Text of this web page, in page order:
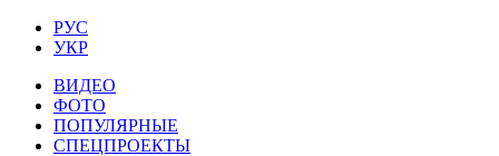
РУС
УКР
ВИДЕО
ФОТО
ПОПУЛЯРНЫЕ
СПЕЦПРОЕКТЫ